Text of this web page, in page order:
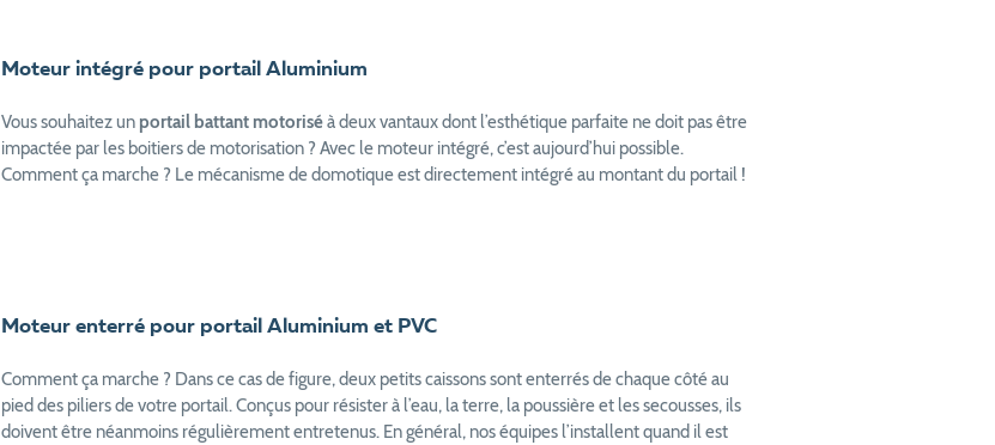
Moteur intégré pour portail Aluminium
Vous souhaitez un portail battant motoriséà deux vantaux dont l’esthétique parfaite ne doit pas être
impactée par les boitiers de motorisation ? Avec le moteur intégré, c’est aujourd’hui possible.
Comment ça marche ? Le mécanisme de domotique est directement intégré au montant du portail !
Moteur enterré pour portail Aluminium et PVC
Comment ça marche ? Dans ce cas de figure, deux petits caissons sont enterrés de chaque côté au
pied des piliers de votre portail. Conçus pour résister à l’eau, la terre, la poussière et les secousses, ils
doivent être néanmoins régulièrement entretenus. En général, nos équipes l’installent quand il est